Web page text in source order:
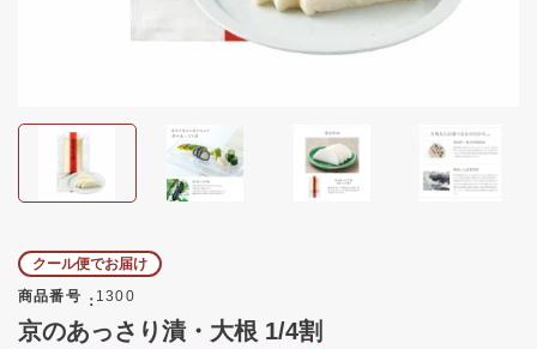
クール便でお届け
商品番号
1300
京のあっさり漬・大根 1/4割